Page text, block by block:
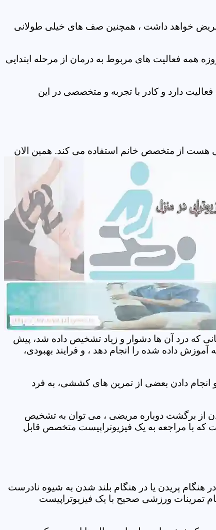
مریض خواهد داشت ، همچنین صف های خیلی طولانی
همه فعالیت های مربوط به درمان از مرحله ابتدایی
دارد و کادر با تجربه و متخصصی در این
هست از متخصص خانم استفاده می کند. همین الان
که درد آن ها دشوار و زیاد تشخیص داده شد، پیش
داده شده را انجام دهد ، و فرایند بهبودی،
دادن بعضی از تمرین های کششی، به فرد
از برگشت دوباره مریضی ، می توان به تشخیص
با مراجعه به یک فیزیوتراپیست متخصص قابل
پریدن یا در هنگام بلند شدن به شیوه نادرست
تمرینات ورزشی صحیح با یک فیزیوتراپیست